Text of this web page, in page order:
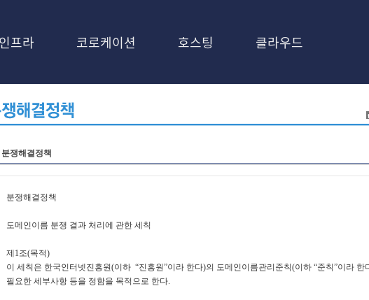
인프라 코로케이션 호스팅 클라우드
분쟁해결정책